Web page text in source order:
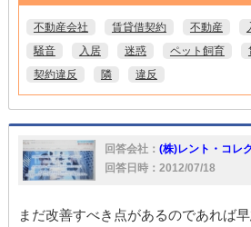
不動産会社 賃貸借契約 不動産
騒音
入居 迷惑 ペット飼育
契約違反
隣 違反
回答会社： (株)レント・コレ
回答日時：2012/07/18
まだ改善すべき点があるのであれば